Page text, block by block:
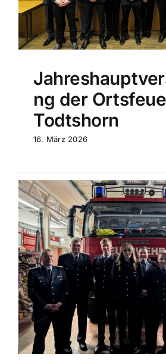
ng der
Todtshorn
16. März 2026